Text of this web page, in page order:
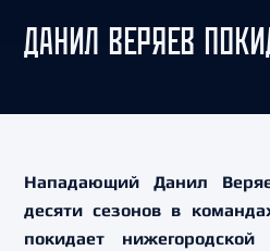
ДАНИЛ ВЕРЯЕВ
Нападающий Данил
десяти сезонов в
покидает